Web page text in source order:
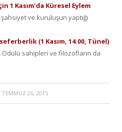
1 Kasım’da Küresel Eylem
şahsiyet ve kuruluşun yaptığı
(1 Kasım, 14.00, Tünel)
Ödülü sahipleri ve filozofların da
TEMMUZ 26, 2015